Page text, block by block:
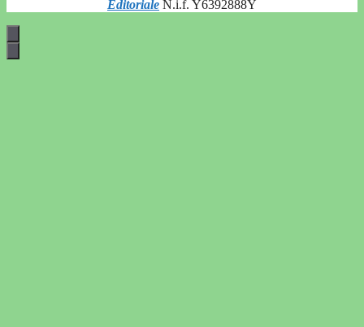
Editoriale N.i.f. Y6392888Y